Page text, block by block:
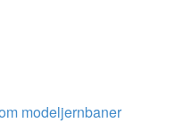
modeljernbaner